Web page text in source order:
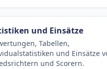
und Einsätze
Tabellen,
und Einsätze
und Scorern.